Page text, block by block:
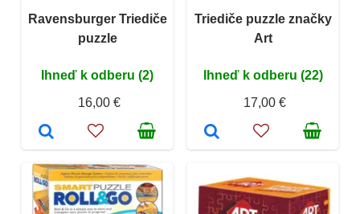
Ravensburger Triediče
puzzle
Ihneď k odberu (2)
16,00 €
Triediče puzzle značky
Art
Ihneď k odberu (22)
17,00 €